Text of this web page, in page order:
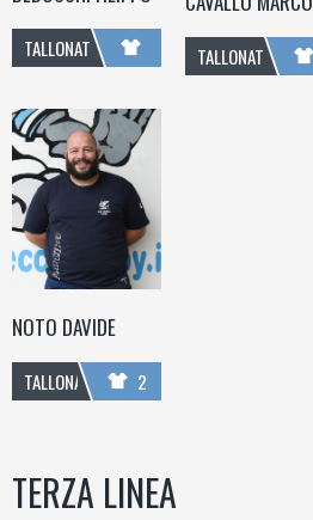
TALLONATORE TALLONATORE
NOTO DAVIDE
2
TALLONATORE
TERZA LINEA